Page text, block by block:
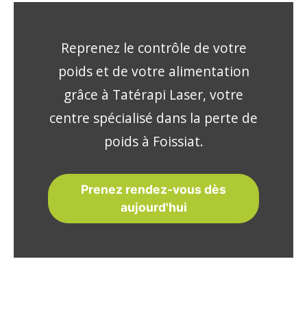
Reprenez le contrôle de votre
poids et de votre alimentation
grâce à Tatérapi Laser, votre
centre spécialisé dans la perte de
poids à Foissiat.
Prenez rendez-vous dès
aujourd'hui